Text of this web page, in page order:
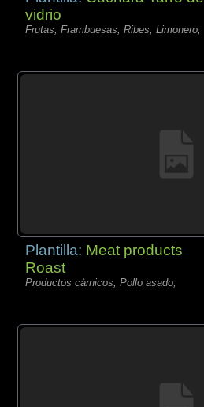
vidrio
Frutas, Frambuesas, Ribes, Limonero,
Plantilla: Meat products
Roast
Productos càrnicos, Pollo asado,